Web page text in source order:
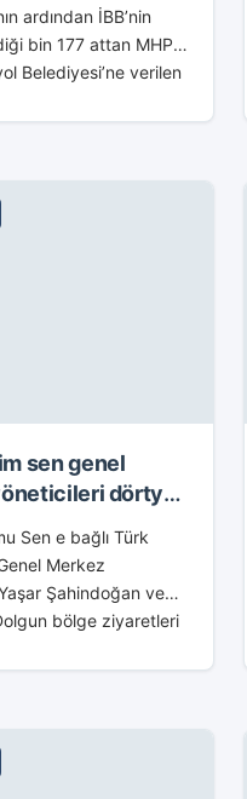
ardından İBB’nin
bin 177 attan MHP’li
Belediyesi’ne verilen
Yardımcısı Sadir
sen genel
dörtyol
Sen e bağlı Türk
Merkez
Şahindoğan ve
bölge ziyaretleri
Türk Eğitim Sen